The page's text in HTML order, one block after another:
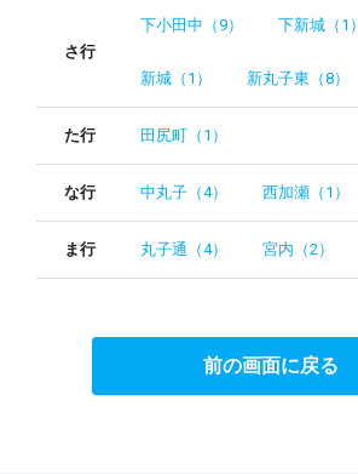
さ行
下小田中（9） 下新城（1）
新城（1） 新丸子東（8）
た行 田尻町（1）
な行 中丸子（4） 西加瀬（1）
ま行 丸子通（4） 宮内（2）
前の画面に戻る